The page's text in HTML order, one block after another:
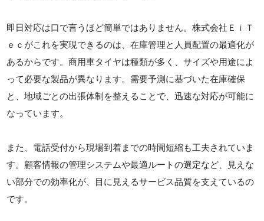
即日対応は口で言うほど簡単ではありません。株式会社ＥｉＴ
ｅｃがこれを実現できるのは、在庫管理と人員配置の最適化が
あるからです。商用車タイヤは種類が多く、サイズや用途によ
って必要な製品が異なります。需要予測に基づいた在庫確保
と、地域ごとの出張体制を整えることで、迅速な対応が可能に
なっています。
また、電話受付から現場到着までの時間短縮も工夫されていま
す。顧客情報の管理システムや最適ルートの選定など、見えな
い部分での効率化が、目に見えるサービス品質を支えているの
です。